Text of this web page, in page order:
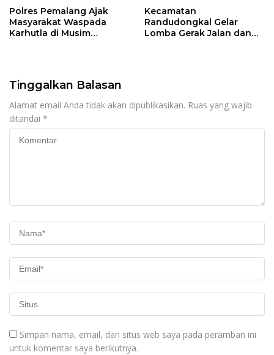
Polres Pemalang Ajak
Masyarakat Waspada
Karhutla di Musim
Kecamatan
Randudongkal Gelar
Lomba Gerak Jalan dan
Tinggalkan Balasan
Alamat email Anda tidak akan dipublikasikan. Ruas yang wajib
ditandai *
Simpan nama, email, dan situs web saya pada peramban ini
untuk komentar saya berikutnya.